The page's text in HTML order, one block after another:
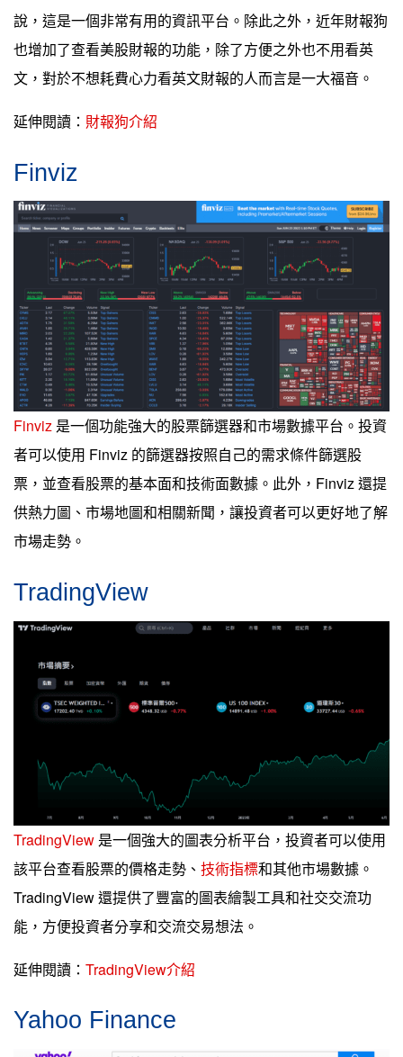
說，這是一個非常有用的資訊平台。除此之外，近年財報狗
也增加了查看美股財報的功能，除了方便之外也不用看英
文，對於不想耗費心力看英文財報的人而言是一大福音。
延伸閱讀： 財報狗介紹
Finviz
Finviz 是一個功能強大的股票篩選器和市場數據平台。投資
者可以使用 Finviz 的篩選器按照自己的需求條件篩選股
票，並查看股票的基本面和技術面數據。此外，Finviz 還提
供熱力圖、市場地圖和相關新聞，讓投資者可以更好地了解
市場走勢。
TradingView
TradingView 是一個強大的圖表分析平台，投資者可以使用
該平台查看股票的價格走勢、 技術指標和其他市場數據。
TradingView 還提供了豐富的圖表繪製工具和社交交流功
能，方便投資者分享和交流交易想法。
延伸閱讀： TradingView介紹
Yahoo Finance